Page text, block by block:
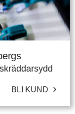
BLI KUND